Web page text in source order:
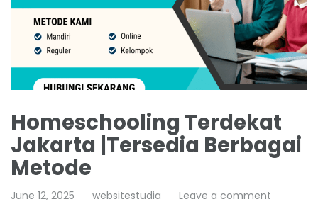
Homeschooling Terdekat
Jakarta |Tersedia Berbagai
Metode
June 12, 2025 websitestudia Leave a comment